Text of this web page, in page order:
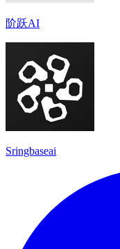
阶跃AI
Sringbaseai